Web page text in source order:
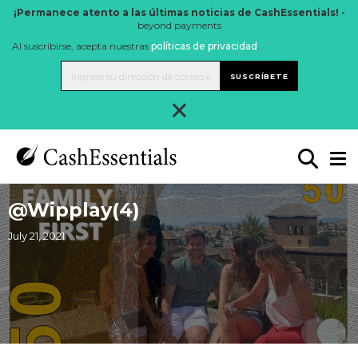
¡Permanece atento a las últimas noticias de CashEssentials! -
beyond payments
Al suscribirse, acepta nuestras políticas de privacidad .
SUSCRÍBETE
×
@Wipplay(4)
July 21, 2021